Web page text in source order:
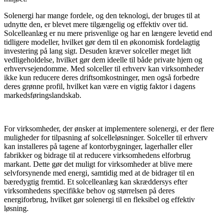
Solenergi har mange fordele, og den teknologi, der bruges til at
udnytte den, er blevet mere tilgængelig og effektiv over tid.
Solcelleanlæg er nu mere prisvenlige og har en længere levetid end
tidligere modeller, hvilket gør dem til en økonomisk fordelagtig
investering på lang sigt. Desuden kræver solceller meget lidt
vedligeholdelse, hvilket gør dem ideelle til både private hjem og
erhvervsejendomme. Med solceller til erhverv kan virksomheder
ikke kun reducere deres driftsomkostninger, men også forbedre
deres grønne profil, hvilket kan være en vigtig faktor i dagens
markedsføringslandskab.
For virksomheder, der ønsker at implementere solenergi, er der flere
muligheder for tilpasning af solcelleløsninger. Solceller til erhverv
kan installeres på tagene af kontorbygninger, lagerhaller eller
fabrikker og bidrage til at reducere virksomhedens elforbrug
markant. Dette gør det muligt for virksomheder at blive mere
selvforsynende med energi, samtidig med at de bidrager til en
bæredygtig fremtid. Et solcelleanlæg kan skræddersys efter
virksomhedens specifikke behov og størrelsen på deres
energiforbrug, hvilket gør solenergi til en fleksibel og effektiv
løsning.